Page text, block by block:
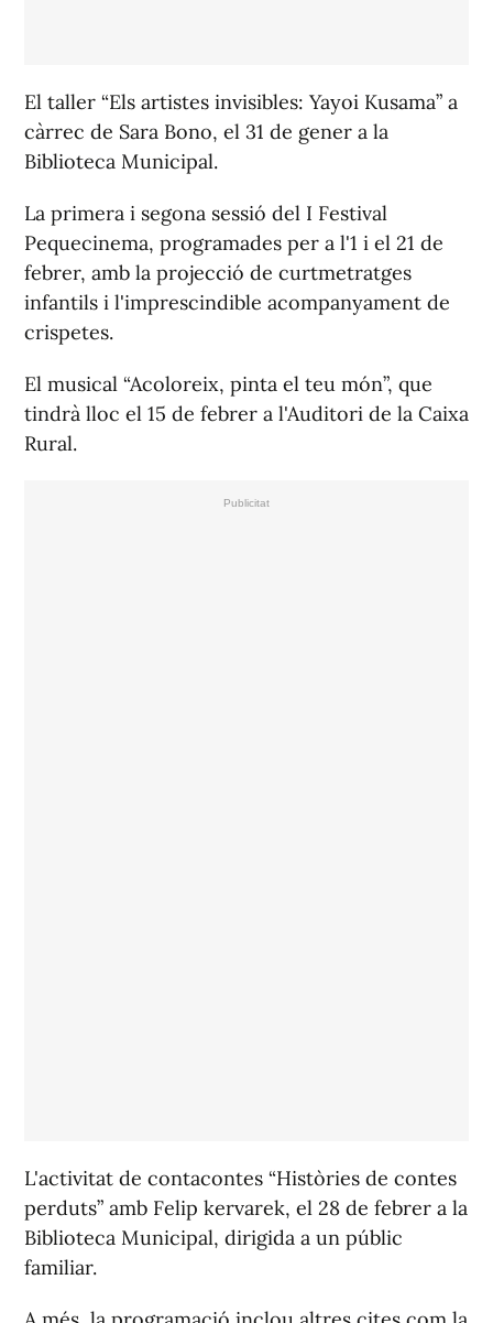
El taller “Els artistes invisibles: Yayoi Kusama” a
càrrec de Sara Bono, el 31 de gener a la
Biblioteca Municipal.
La primera i segona sessió del I Festival
Pequecinema, programades per a l'1 i el 21 de
febrer, amb la projecció de curtmetratges
infantils i l'imprescindible acompanyament de
crispetes.
El musical “Acoloreix, pinta el teu món”, que
tindrà lloc el 15 de febrer a l'Auditori de la Caixa
Rural.
L'activitat de contacontes “Històries de contes
perduts” amb Felip kervarek, el 28 de febrer a la
Biblioteca Municipal, dirigida a un públic
familiar.